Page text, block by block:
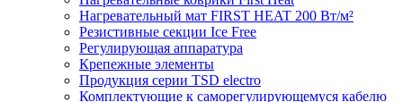
Нагревательный мат FIRST HEAT 200 Вт/м²
Резистивные секции Ice Free
Регулирующая аппаратура
Крепежные элементы
Продукция серии TSD electro
Комплектующие к саморегулирующемуся кабелю